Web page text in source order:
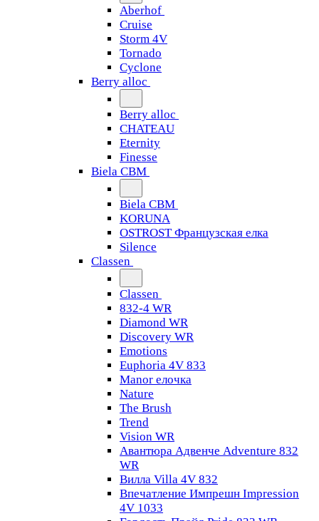
Aberhof
Cruise
Storm 4V
Tornado
Сyclone
Berry alloc
Berry alloc
CHATEAU
Eternity
Finesse
Biela CBM
Biela CBM
KORUNA
OSTROST Французская елка
Silence
Classen
Classen
832-4 WR
Diamond WR
Discovery WR
Emotions
Euphoria 4V 833
Manor елочка
Nature
The Brush
Trend
Vision WR
Авантюра Адвенче Adventure 832
WR
Вилла Villa 4V 832
Впечатление Импрешн Impression
4V 1033